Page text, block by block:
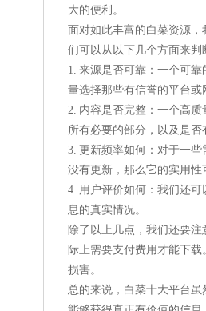
大的便利。
面对如此丰富的白菜资源
们可以从以下几个方面来判
1. 来源是否可靠：一个可
量选择那些有信誉的平台或
2. 内容是否完整：一个高
所有必要的部分，以及是否
3. 更新频率如何：对于一
没有更新，那么它的实用性
4. 用户评价如何：我们还
息的真实情况。
除了以上几点，我们还要
际上需要支付费用才能下
损害。
总的来说，白菜十大平台